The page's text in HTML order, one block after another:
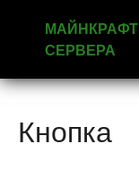
МАЙНКРАФТ
СЕРВЕРА
Кнопка